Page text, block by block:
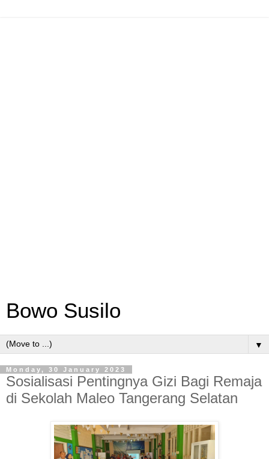
Bowo Susilo
▼
Monday, 30 January 2023
Sosialisasi Pentingnya Gizi Bagi Remaja
di Sekolah Maleo Tangerang Selatan